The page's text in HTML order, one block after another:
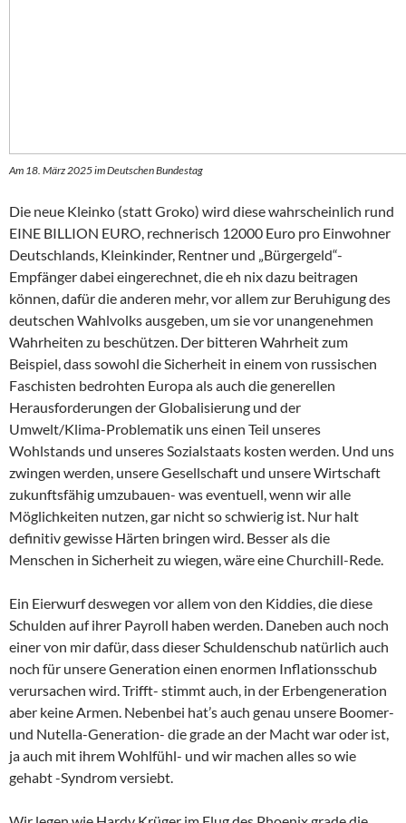
Am 18. März 2025 im Deutschen Bundestag
Die neue Kleinko (statt Groko) wird diese wahrscheinlich rund
EINE BILLION EURO, rechnerisch 12000 Euro pro Einwohner
Deutschlands, Kleinkinder, Rentner und „Bürgergeld“-
Empfänger dabei eingerechnet, die eh nix dazu beitragen
können, dafür die anderen mehr, vor allem zur Beruhigung des
deutschen Wahlvolks ausgeben, um sie vor unangenehmen
Wahrheiten zu beschützen. Der bitteren Wahrheit zum
Beispiel, dass sowohl die Sicherheit in einem von russischen
Faschisten bedrohten Europa als auch die generellen
Herausforderungen der Globalisierung und der
Umwelt/Klima-Problematik uns einen Teil unseres
Wohlstands und unseres Sozialstaats kosten werden. Und uns
zwingen werden, unsere Gesellschaft und unsere Wirtschaft
zukunftsfähig umzubauen- was eventuell, wenn wir alle
Möglichkeiten nutzen, gar nicht so schwierig ist. Nur halt
definitiv gewisse Härten bringen wird. Besser als die
Menschen in Sicherheit zu wiegen, wäre eine Churchill-Rede.
Ein Eierwurf deswegen vor allem von den Kiddies, die diese
Schulden auf ihrer Payroll haben werden. Daneben auch noch
einer von mir dafür, dass dieser Schuldenschub natürlich auch
noch für unsere Generation einen enormen Inflationsschub
verursachen wird. Trifft- stimmt auch, in der Erbengeneration
aber keine Armen. Nebenbei hat’s auch genau unsere Boomer-
und Nutella-Generation- die grade an der Macht war oder ist,
ja auch mit ihrem Wohlfühl- und wir machen alles so wie
gehabt -Syndrom versiebt.